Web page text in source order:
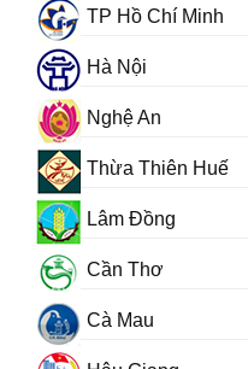
TP Hồ Chí Minh
Hà Nội
Nghệ An
Thừa Thiên Huế
Lâm Đồng
Cần Thơ
Cà Mau